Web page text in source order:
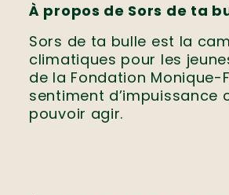
À propos de Sors de ta
Sors de ta bulle est la
climatiques pour les
de la Fondation
sentiment d’impuissance
pouvoir agir.